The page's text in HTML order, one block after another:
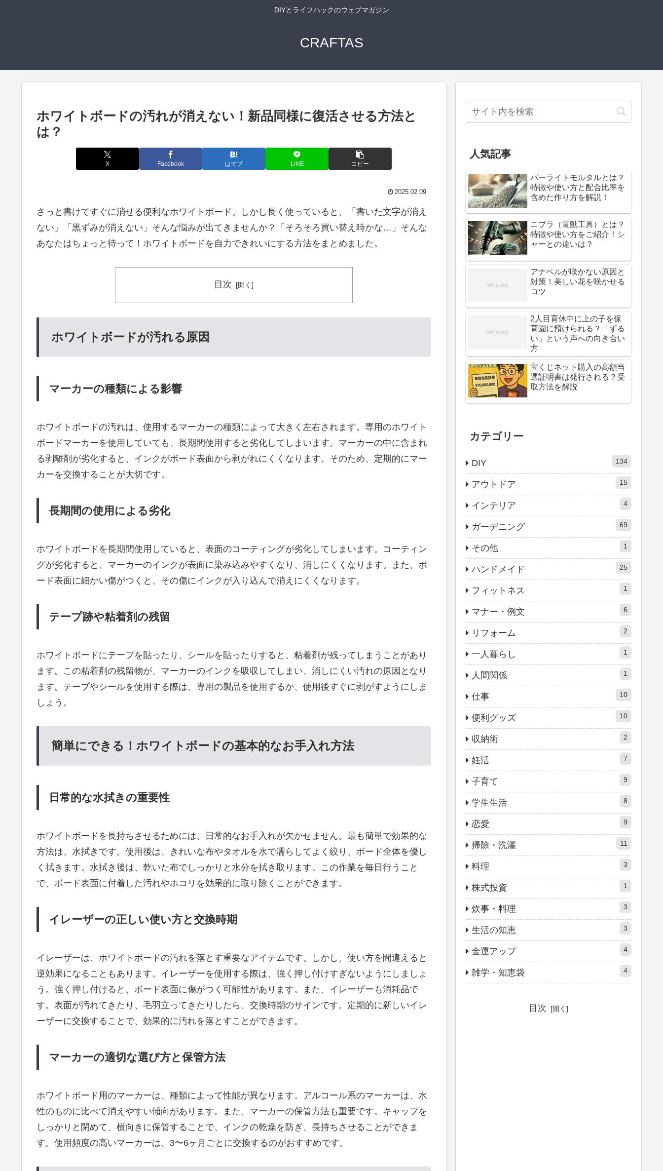
DIYとライフハックのウェブマガジン
CRAFTAS
ホワイトボードの汚れが消えない！新品同様に復活させる方法と
は？
X Facebook はてブ LINE コピー
2025.02.09
さっと書けてすぐに消せる便利なホワイトボード。しかし長く使っていると、「書いた文字が消え
ない」「黒ずみが消えない」そんな悩みが出てきませんか？「そろそろ買い替え時かな…」そんな
あなたはちょっと待って！ホワイトボードを自力できれいにする方法をまとめました。
目次
ホワイトボードが汚れる原因
マーカーの種類による影響
ホワイトボードの汚れは、使用するマーカーの種類によって大きく左右されます。専用のホワイト
ボードマーカーを使用していても、長期間使用すると劣化してしまいます。マーカーの中に含まれ
る剥離剤が劣化すると、インクがボード表面から剥がれにくくなります。そのため、定期的にマー
カーを交換することが大切です。
長期間の使用による劣化
ホワイトボードを長期間使用していると、表面のコーティングが劣化してしまいます。コーティン
グが劣化すると、マーカーのインクが表面に染み込みやすくなり、消しにくくなります。また、ボ
ード表面に細かい傷がつくと、その傷にインクが入り込んで消えにくくなります。
テープ跡や粘着剤の残留
ホワイトボードにテープを貼ったり、シールを貼ったりすると、粘着剤が残ってしまうことがあり
ます。この粘着剤の残留物が、マーカーのインクを吸収してしまい、消しにくい汚れの原因となり
ます。テープやシールを使用する際は、専用の製品を使用するか、使用後すぐに剥がすようにしま
しょう。
簡単にできる！ホワイトボードの基本的なお手入れ方法
日常的な水拭きの重要性
ホワイトボードを長持ちさせるためには、日常的なお手入れが欠かせません。最も簡単で効果的な
方法は、水拭きです。使用後は、きれいな布やタオルを水で濡らしてよく絞り、ボード全体を優し
く拭きます。水拭き後は、乾いた布でしっかりと水分を拭き取ります。この作業を毎日行うこと
で、ボード表面に付着した汚れやホコリを効果的に取り除くことができます。
イレーザーの正しい使い方と交換時期
イレーザーは、ホワイトボードの汚れを落とす重要なアイテムです。しかし、使い方を間違えると
逆効果になることもあります。イレーザーを使用する際は、強く押し付けすぎないようにしましょ
う。強く押し付けると、ボード表面に傷がつく可能性があります。また、イレーザーも消耗品で
す。表面が汚れてきたり、毛羽立ってきたりしたら、交換時期のサインです。定期的に新しいイレ
ーザーに交換することで、効果的に汚れを落とすことができます。
マーカーの適切な選び方と保管方法
ホワイトボード用のマーカーは、種類によって性能が異なります。アルコール系のマーカーは、水
性のものに比べて消えやすい傾向があります。また、マーカーの保管方法も重要です。キャップを
しっかりと閉めて、横向きに保管することで、インクの乾燥を防ぎ、長持ちさせることができま
す。使用頻度の高いマーカーは、3〜6ヶ月ごとに交換するのがおすすめです。
人気記事
パーライトモルタルとは？
特徴や使い方と配合比率を
含めた作り方を解説！
ニブラ（電動工具）とは？
特徴や使い方をご紹介！シ
ャーとの違いは？
アナベルが咲かない原因と
対策！美しい花を咲かせる
コツ
2人目育休中に上の子を保
育園に預けられる？「ずる
い」という声への向き合い
方
宝くじネット購入の高額当
選証明書は発行される？受
取方法を解説
カテゴリー
DIY 134
アウトドア 15
インテリア 4
ガーデニング 69
その他 1
ハンドメイド 25
フィットネス 1
マナー・例文 6
リフォーム 2
一人暮らし 1
人間関係 1
仕事 10
便利グッズ 10
収納術 2
妊活 7
子育て 9
学生生活 8
恋愛 9
掃除・洗濯 11
料理 3
株式投資 1
炊事・料理 3
生活の知恵 3
金運アップ 4
雑学・知恵袋 4
目次